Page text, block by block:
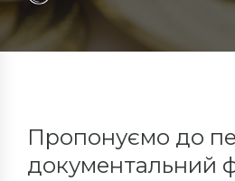
Пропонуємо до
документальний